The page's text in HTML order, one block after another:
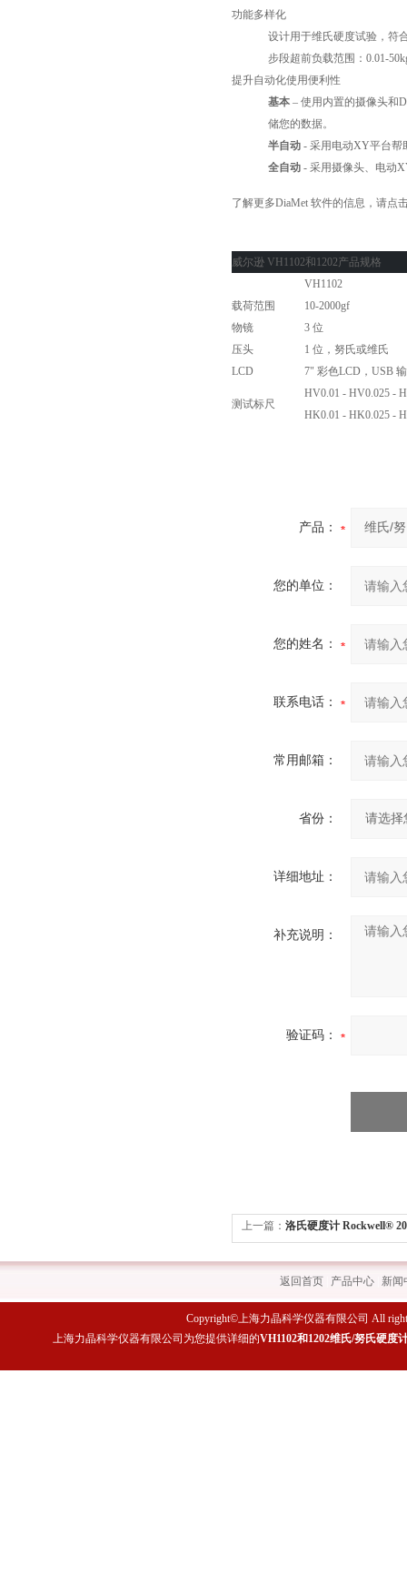
功能多样化
设计用于维氏硬度试验，符
步段超前负载范围：0.01-
提升自动化使用便利性
基本 – 使用内置的摄像头和
储您的数据。
半自动 - 采用电动XY平台帮
全自动 - 采用摄像头、电动
了解更多DiaMet 软件的信息，请点
威尔逊 VH1102和1202产品规格
VH1102
载荷范围
10-2000gf
物镜
3 位
压头
1 位，努氏或维氏
LCD
7" 彩色LCD，USB
测试标尺
HV0.01 - HV0.025 -
HK0.01 - HK0.025 -
产品：
您的单位：
您的姓名：
联系电话：
常用邮箱：
省份：
详细地址：
补充说明：
验证码：
上一篇： 洛氏硬度计 Rockwell®
返回首页 产品中心 新闻
Copyright©上海力晶科学仪器有限公司 All
上海力晶科学仪器有限公司为您提供详细的VH1102和1202维氏/努氏硬度